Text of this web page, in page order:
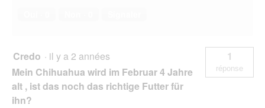
Credo · il y a 2 années
Mein Chihuahua wird im Februar 4 Jahre
alt , ist das noch das richtige Futter für
ihn?
1
réponse